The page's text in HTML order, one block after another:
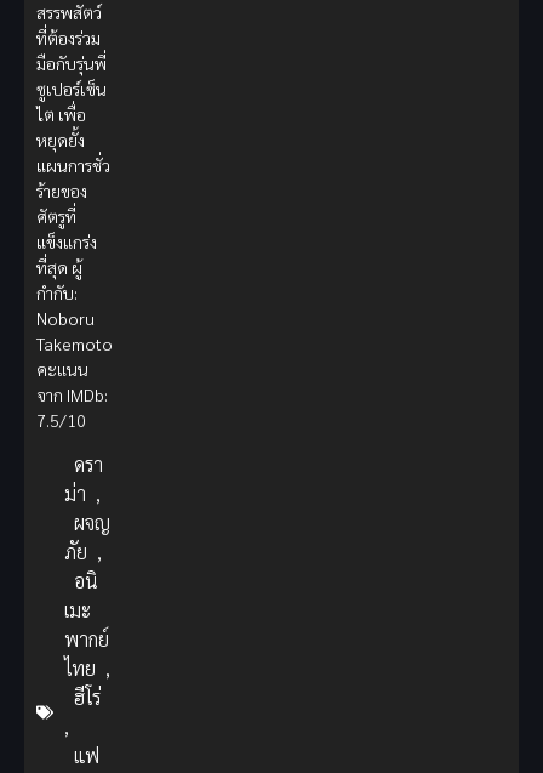
สรรพสัตว์
ที่ต้องร่วม
มือกับรุ่นพี่
ซูเปอร์เซ็น
ไต เพื่อ
หยุดยั้ง
แผนการชั่ว
ร้ายของ
ศัตรูที่
แข็งแกร่ง
ที่สุด ผู้
กำกับ:
Noboru
Takemoto
คะแนน
จาก IMDb:
7.5/10
ดรา
ม่า ,
ผจญ
ภัย ,
อนิ
เมะ
พากย์
ไทย ,
ฮีโร่
,
แฟ